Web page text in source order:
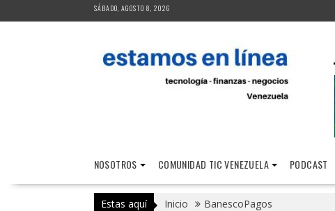
al
SÁBADO, AGOSTO 8, 2026
NOSOTROS COMUNIDAD TIC VENEZUELA PODCAST
Estas aquí Inicio BanescoPagos